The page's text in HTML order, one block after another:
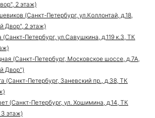
2 этаж)
(Санкт-Петербург, ул.Коллонтай, д.18,
Двор", 2 этаж)
(Санкт-Петербург, ул.Савушкина, д.119 к.3, ТК
(Санкт-Петербург, Московское шоссе, д.7А,
Двор")
(Санкт-Петербург, Заневский пр., д.38, ТК
(Санкт-Петербург, ул. Хошимина, д.14, ТК
этаж)